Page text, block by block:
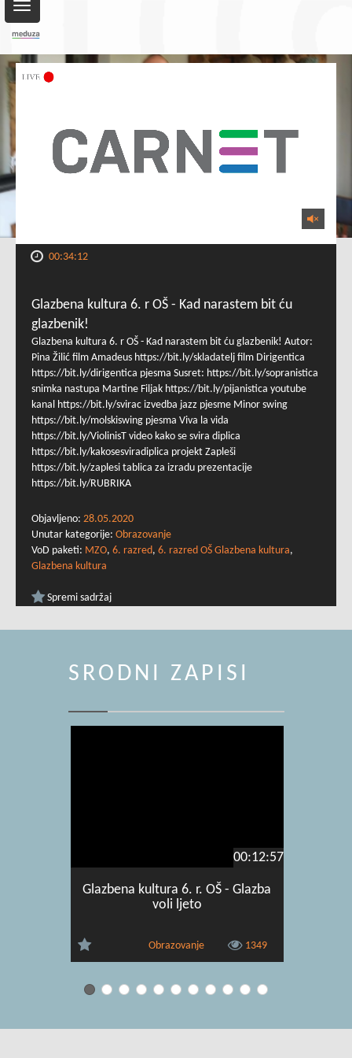
Toggle
navigation
00:34:12
Glazbena kultura 6. r OŠ - Kad narastem bit ću
glazbenik!
Glazbena kultura 6. r OŠ - Kad narastem bit ću glazbenik! Autor:
Pina Žilić film Amadeus https://bit.ly/skladatelj film Dirigentica
https://bit.ly/dirigentica pjesma Susret: https://bit.ly/sopranistica
snimka nastupa Martine Filjak https://bit.ly/pijanistica youtube
kanal https://bit.ly/svirac izvedba jazz pjesme Minor swing
https://bit.ly/molskiswing pjesma Viva la vida
https://bit.ly/ViolinisT video kako se svira diplica
https://bit.ly/kakosesviradiplica projekt Zapleši
https://bit.ly/zaplesi tablica za izradu prezentacije
https://bit.ly/RUBRIKA
Objavljeno: 28.05.2020
Unutar kategorije: Obrazovanje
VoD paketi: MZO, 6. razred, 6. razred OŠ Glazbena kultura,
Glazbena kultura
Spremi sadržaj
SRODNI ZAPISI
00:12:57
Glazbena kultura 6. r. OŠ - Glazba
voli ljeto
Obrazovanje 1349